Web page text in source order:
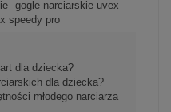
gogle narciarskie uvex
speedy pro
dla dziecka?
dla dziecka?
młodego narciarza